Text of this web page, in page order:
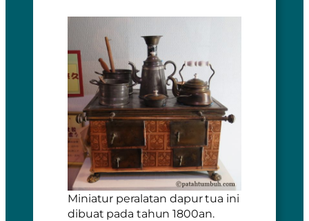
Miniatur peralatan dapur tua ini
dibuat pada tahun 1800an.